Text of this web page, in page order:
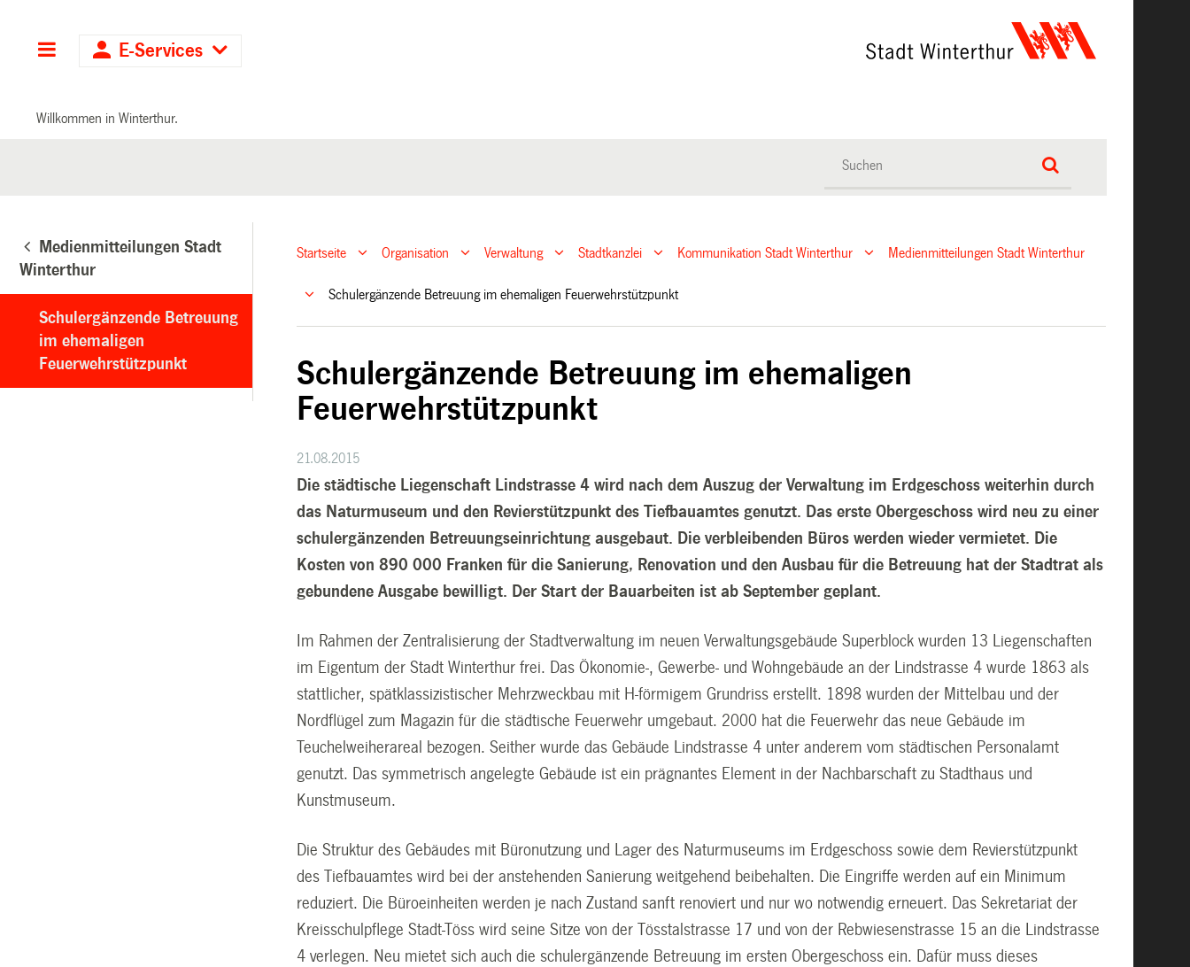
Hauptnavigation
E-Services
Willkommen in Winterthur.
Medienmitteilungen Stadt
Winterthur
Schulergänzende Betreuung
im ehemaligen
Feuerwehrstützpunkt
Startseite Organisation Verwaltung Stadtkanzlei Kommunikation Stadt Winterthur Medienmitteilungen Stadt Winterthur
Schulergänzende Betreuung im ehemaligen Feuerwehrstützpunkt
Schulergänzende Betreuung im ehemaligen
Feuerwehrstützpunkt
21.08.2015
Die städtische Liegenschaft Lindstrasse 4 wird nach dem Auszug der Verwaltung im Erdgeschoss weiterhin durch
das Naturmuseum und den Revierstützpunkt des Tiefbauamtes genutzt. Das erste Obergeschoss wird neu zu einer
schulergänzenden Betreuungseinrichtung ausgebaut. Die verbleibenden Büros werden wieder vermietet. Die
Kosten von 890 000 Franken für die Sanierung, Renovation und den Ausbau für die Betreuung hat der Stadtrat als
gebundene Ausgabe bewilligt. Der Start der Bauarbeiten ist ab September geplant.
Im Rahmen der Zentralisierung der Stadtverwaltung im neuen Verwaltungsgebäude Superblock wurden 13 Liegenschaften
im Eigentum der Stadt Winterthur frei. Das Ökonomie-, Gewerbe- und Wohngebäude an der Lindstrasse 4 wurde 1863 als
stattlicher, spätklassizistischer Mehrzweckbau mit H-förmigem Grundriss erstellt. 1898 wurden der Mittelbau und der
Nordflügel zum Magazin für die städtische Feuerwehr umgebaut. 2000 hat die Feuerwehr das neue Gebäude im
Teuchelweiherareal bezogen. Seither wurde das Gebäude Lindstrasse 4 unter anderem vom städtischen Personalamt
genutzt. Das symmetrisch angelegte Gebäude ist ein prägnantes Element in der Nachbarschaft zu Stadthaus und
Kunstmuseum.
Die Struktur des Gebäudes mit Büronutzung und Lager des Naturmuseums im Erdgeschoss sowie dem Revierstützpunkt
des Tiefbauamtes wird bei der anstehenden Sanierung weitgehend beibehalten. Die Eingriffe werden auf ein Minimum
reduziert. Die Büroeinheiten werden je nach Zustand sanft renoviert und nur wo notwendig erneuert. Das Sekretariat der
Kreisschulpflege Stadt-Töss wird seine Sitze von der Tösstalstrasse 17 und von der Rebwiesenstrasse 15 an die Lindstrasse
4 verlegen. Neu mietet sich auch die schulergänzende Betreuung im ersten Obergeschoss ein. Dafür muss dieses